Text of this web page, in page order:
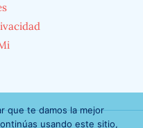
que te damos la mejor
usando este sitio,